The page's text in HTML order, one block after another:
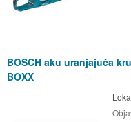
BOSCH aku uranjajuča
BOXX